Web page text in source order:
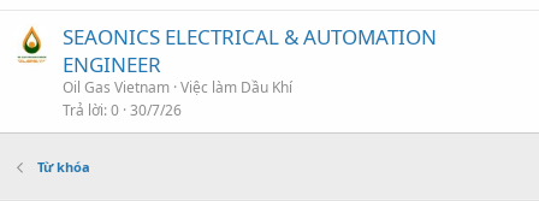
SEAONICS ELECTRICAL & AUTOMATION
ENGINEER
Oil Gas Vietnam Việc làm Dầu Khí
Trả lời 0 30/7/26
Từ khóa